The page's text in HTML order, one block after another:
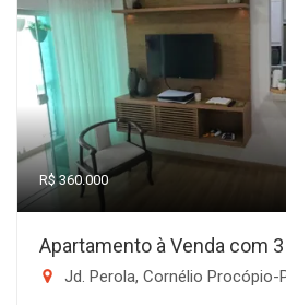
R$ 360.000
Apartamento à Venda com
Jd. Perola, Cornélio Procópio-